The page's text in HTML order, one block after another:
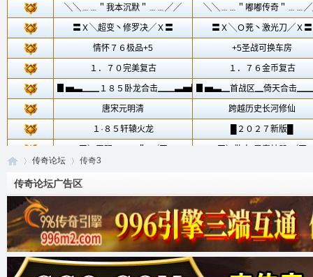
传 »
传奇论坛
›
传奇3
传奇论坛广告区